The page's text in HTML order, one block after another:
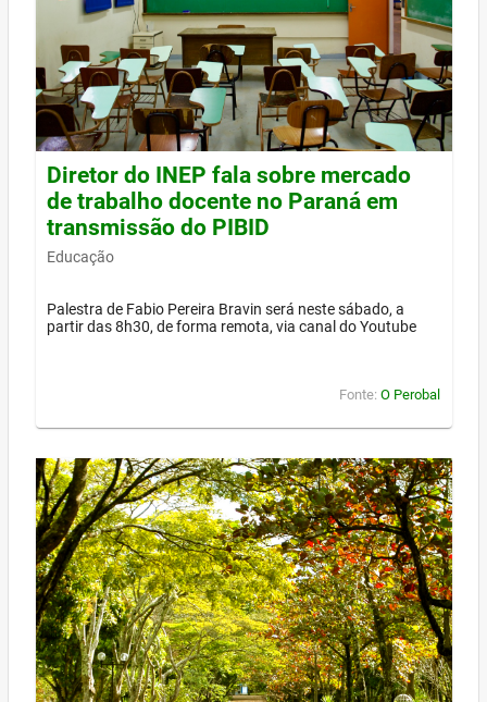
Diretor do INEP fala sobre mercado
de trabalho docente no Paraná em
transmissão do PIBID
Educação
Palestra de Fabio Pereira Bravin será neste sábado, a
partir das 8h30, de forma remota, via canal do Youtube
Fonte: O Perobal